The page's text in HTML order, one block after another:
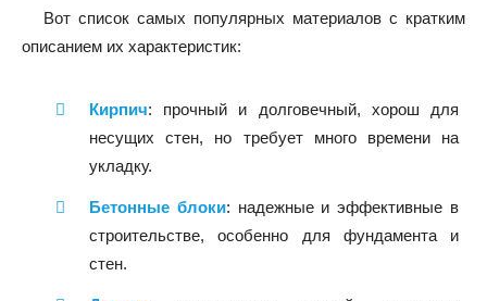
Вот список самых популярных материалов с кратким
описанием их характеристик:
Кирпич: прочный и долговечный, хорош для
несущих стен, но требует много времени на
укладку.
Бетонные блоки: надежные и эффективные в
строительстве, особенно для фундамента и
стен.